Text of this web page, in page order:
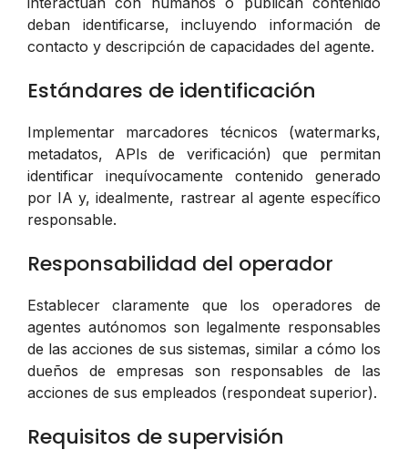
deban identificarse, incluyendo información de
contacto y descripción de capacidades del agente.
Estándares de identificación
Implementar marcadores técnicos (watermarks,
metadatos, APIs de verificación) que permitan
identificar inequívocamente contenido generado
por IA y, idealmente, rastrear al agente específico
responsable.
Responsabilidad del operador
Establecer claramente que los operadores de
agentes autónomos son legalmente responsables
de las acciones de sus sistemas, similar a cómo los
dueños de empresas son responsables de las
acciones de sus empleados (respondeat superior).
Requisitos de supervisión